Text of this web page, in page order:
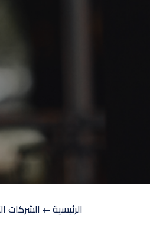
الرئيسية الشركات